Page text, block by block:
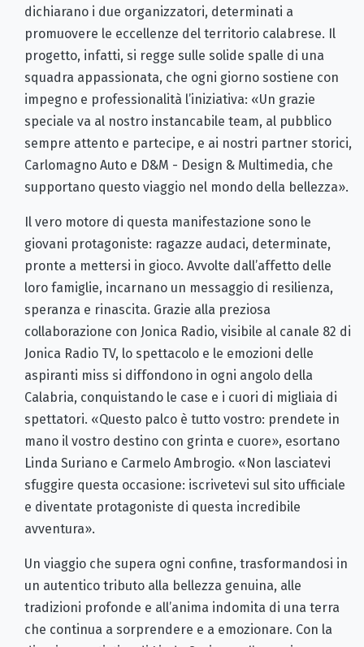
dichiarano i due organizzatori, determinati a
promuovere le eccellenze del territorio calabrese. Il
progetto, infatti, si regge sulle solide spalle di una
squadra appassionata, che ogni giorno sostiene con
impegno e professionalità l’iniziativa: «Un grazie
speciale va al nostro instancabile team, al pubblico
sempre attento e partecipe, e ai nostri partner storici,
Carlomagno Auto e D&M - Design & Multimedia, che
supportano questo viaggio nel mondo della bellezza».
Il vero motore di questa manifestazione sono le
giovani protagoniste: ragazze audaci, determinate,
pronte a mettersi in gioco. Avvolte dall’affetto delle
loro famiglie, incarnano un messaggio di resilienza,
speranza e rinascita. Grazie alla preziosa
collaborazione con Jonica Radio, visibile al canale 82 di
Jonica Radio TV, lo spettacolo e le emozioni delle
aspiranti miss si diffondono in ogni angolo della
Calabria, conquistando le case e i cuori di migliaia di
spettatori. «Questo palco è tutto vostro: prendete in
mano il vostro destino con grinta e cuore», esortano
Linda Suriano e Carmelo Ambrogio. «Non lasciatevi
sfuggire questa occasione: iscrivetevi sul sito ufficiale
e diventate protagoniste di questa incredibile
avventura».
Un viaggio che supera ogni confine, trasformandosi in
un autentico tributo alla bellezza genuina, alle
tradizioni profonde e all’anima indomita di una terra
che continua a sorprendere e a emozionare. Con la